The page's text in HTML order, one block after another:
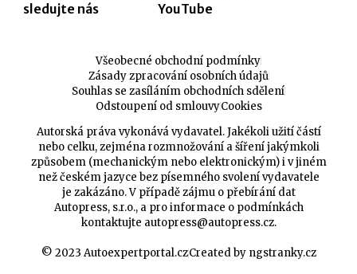
sledujte nás
YouTube
Všeobecné obchodní podmínky
Zásady zpracování osobních údajů
Souhlas se zasíláním obchodních sdělení
Odstoupení od smlouvyCookies
Autorská práva vykonává vydavatel. Jakékoli užití částí
nebo celku, zejména rozmnožování a šíření jakýmkoli
způsobem (mechanickým nebo elektronickým) i v jiném
než českém jazyce bez písemného svolení vydavatele
je zakázáno. V případě zájmu o přebírání dat
Autopress, s.r.o., a pro informace o podmínkách
kontaktujte autopress@autopress.cz.
© 2023 Autoexpertportal.czCreated by ngstranky.cz